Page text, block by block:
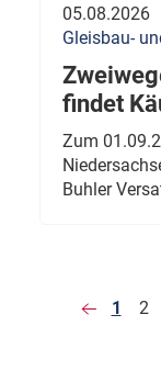
05.08.2026
Gleisbau-
findet
Zum
Buhler
1 2